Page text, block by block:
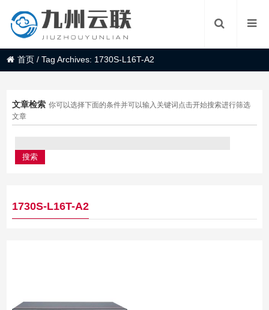
首页 /Tag Archives: 1730S-L16T-A2
文章检索 你可以选择下面的条件并可以输入关键词点击开始搜索进行筛选
文章
1730S-L16T-A2